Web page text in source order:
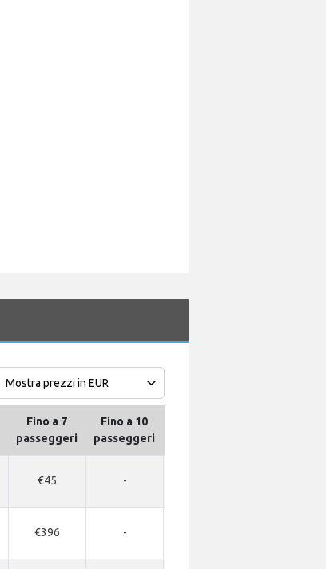
Fino a 7
passeggeri
Fino a 10
passeggeri
€45 -
€396 -